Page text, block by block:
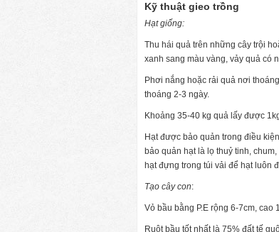
Kỹ thuật gieo trồng
Hạt giống:
Thu hái quả trên những cây trội
xanh sang màu vàng, vảy quả có
Phơi nắng hoặc rải quả nơi
thoáng 2-3 ngày.
Khoảng 35-40 kg quả lấy được
Hạt được bảo quản trong điều
bảo quản hạt là lọ thuỷ tinh,
hạt đựng trong túi vải để hạt luôn
Tạo cây con:
Vỏ bầu bằng P.E rộng 6-7cm, cao
Ruột bầu tốt nhất là 75% đất tế